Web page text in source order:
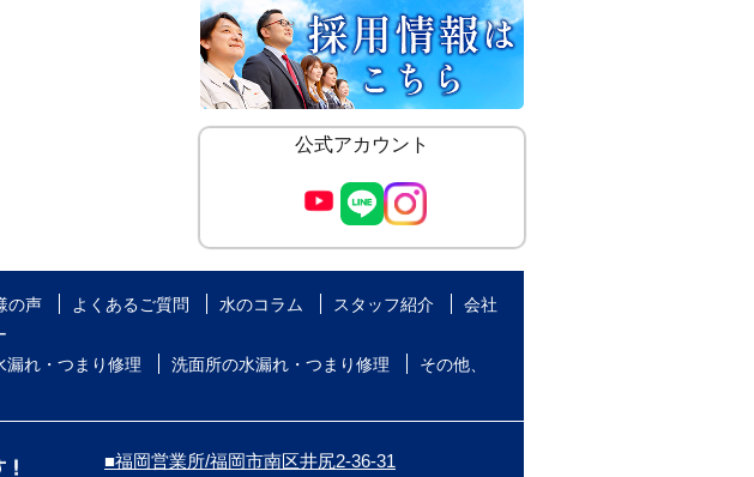
公式アカウント
の声 よくあるご質問 水のコラム スタッフ紹介
会社
漏れ・つまり修理 洗面所の水漏れ・つまり修理
その他、
■福岡営業所/福岡市南区井尻2-36-31